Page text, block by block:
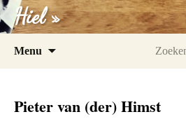
Hiel »
Menu
Pieter van (der) Himst